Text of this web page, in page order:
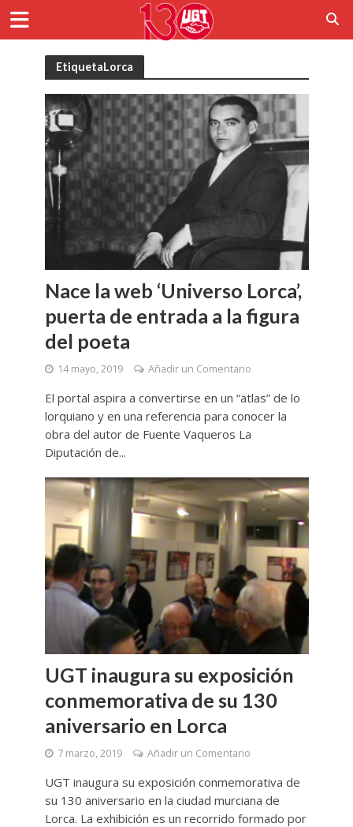
EtiquetaLorca
Nace la web ‘Universo Lorca’,
puerta de entrada a la figura
del poeta
14 mayo, 2019 Añadir un Comentario
El portal aspira a convertirse en un “atlas” de lo
lorquiano y en una referencia para conocer la
obra del autor de Fuente Vaqueros La
Diputación de...
UGT inaugura su exposición
conmemorativa de su 130
aniversario en Lorca
7 marzo, 2019 Añadir un Comentario
UGT inaugura su exposición conmemorativa de
su 130 aniversario en la ciudad murciana de
Lorca. La exhibición es un recorrido formado por